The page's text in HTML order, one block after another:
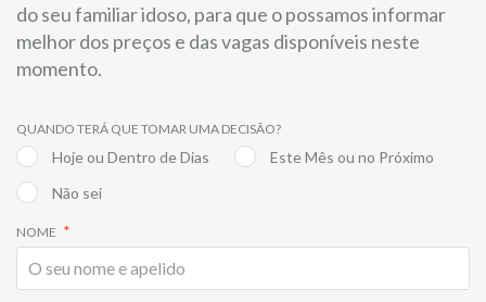
do seu familiar idoso, para que o possamos informar
melhor dos preços e das vagas disponíveis neste
momento.
QUANDO TERÁ QUE TOMAR UMA DECISÃO?
Hoje ou Dentro de Dias
Este Mês ou no Próximo
Não sei
NOME